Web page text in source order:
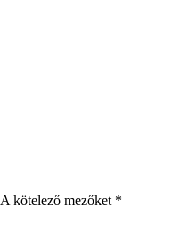
A kötelező mezőket *